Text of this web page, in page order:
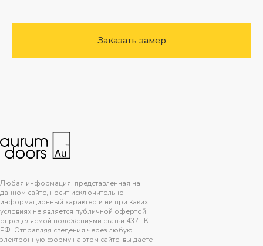
Заказать замер
Любая информация, представленная на
данном сайте, носит исключительно
информационный характер и ни при каких
условиях не является публичной офертой,
определяемой положениями статьи 437 ГК
РФ. Отправляя сведения через любую
электронную форму на этом сайте, вы даете